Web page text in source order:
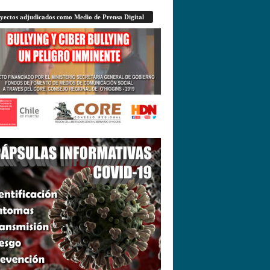
adjudicados como Medio de Prensa Digital